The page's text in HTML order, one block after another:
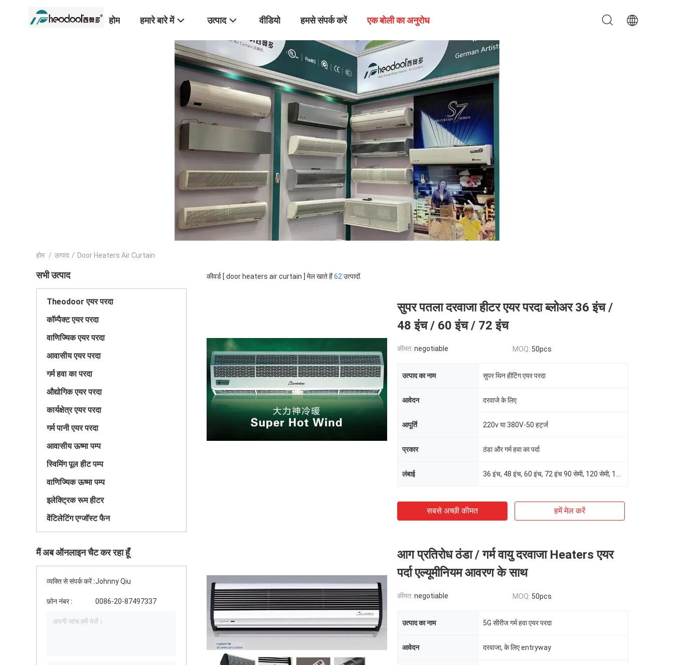
होम हमारे बारे में उत्पाद वीडियो हमसे संपर्क करें एक बोली का अनुरोध
होम / उत्पाद / Door Heaters Air Curtain
सभी उत्पाद
Theodoor एयर परदा
कॉम्पैक्ट एयर परदा
वाणिज्यिक एयर परदा
आवासीय एयर परदा
गर्म हवा का परदा
औद्योगिक एयर परदा
कार्यक्षेत्र एयर परदा
गर्म पानी एयर परदा
आवासीय ऊष्मा पम्प
स्विमिंग पूल हीट पम्प
वाणिज्यिक ऊष्मा पम्प
इलेक्ट्रिक रूम हीटर
वेंटिलेटिंग एग्जॉस्ट फैन
मैं अब ऑनलाइन चैट कर रहा हूँ
व्यक्ति से संपर्क करें :Johnny Qiu
फ़ोन नंबर : 0086-20-87497337
कीवर्ड [ door heaters air curtain ] मेल खाते हैं62 उत्पादों.
सुपर पतला दरवाजा हीटर एयर परदा ब्लोअर 36 इंच /
48 इंच / 60 इंच / 72 इंच
कीमत: negotiable MOQ: 50pcs
उत्पाद का नाम सुपर थिन हीटिंग एयर परदा
आवेदन दरवाजे के लिए
आपूर्ति 220v या 380V-50 हर्ट्ज
प्रकार ठंडा और गर्म हवा का पर्दा
लंबाई
सबसे अच्छी कीमत हमें मेल करें
आग प्रतिरोध ठंडा / गर्म वायु दरवाजा Heaters एयर
पर्दा एल्यूमीनियम आवरण के साथ
कीमत: negotiable MOQ: 50pcs
उत्पाद का नाम 5G सीरीज गर्म हवा एयर परदा
आवेदन दरवाजा, के लिए entryway